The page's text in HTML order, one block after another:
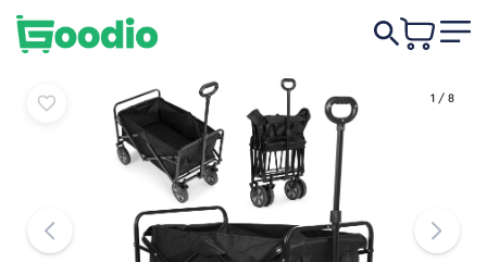
1 / 8
16 490 Ft Kosárba